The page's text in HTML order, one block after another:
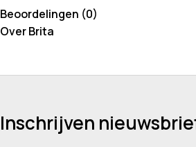
Beoordelingen (0)
Over Brita
Inschrijven